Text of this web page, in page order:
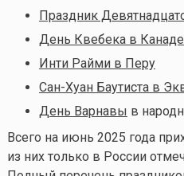
Праздник
День Квебека в Канаде
Инти Райми в Перу
Сан-Хуан Баутиста в
День Варнавы в
Всего на июнь 2025 года
из них только в России